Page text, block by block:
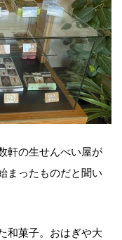
軒の生せんべい屋が
まったものだと聞い
和菓子。おはぎや大